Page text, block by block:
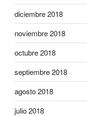
diciembre 2018
noviembre 2018
octubre 2018
septiembre 2018
agosto 2018
julio 2018